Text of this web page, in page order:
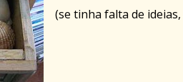
(se tinha falta de